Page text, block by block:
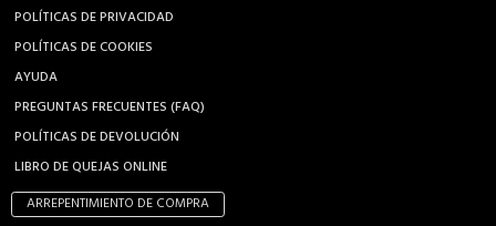
POLÍTICAS DE PRIVACIDAD
POLÍTICAS DE COOKIES
AYUDA
PREGUNTAS FRECUENTES (FAQ)
POLÍTICAS DE DEVOLUCIÓN
LIBRO DE QUEJAS ONLINE
ARREPENTIMIENTO DE COMPRA